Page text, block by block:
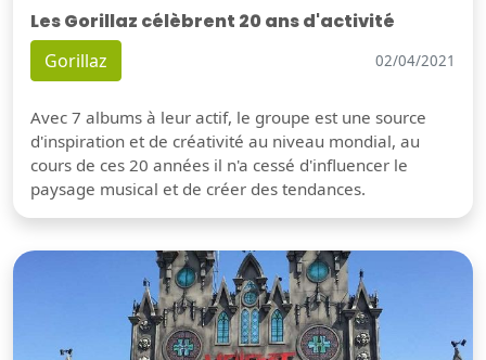
Les Gorillaz célèbrent 20 ans d'activité
Gorillaz 02/04/2021
Avec 7 albums à leur actif, le groupe est une source
d'inspiration et de créativité au niveau mondial, au
cours de ces 20 années il n'a cessé d'influencer le
paysage musical et de créer des tendances.